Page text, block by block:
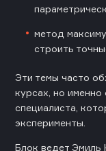
метод
строить
Эти темы часто
курсах, но
специалиста,
эксперименты.
Блок ведет Эмиль